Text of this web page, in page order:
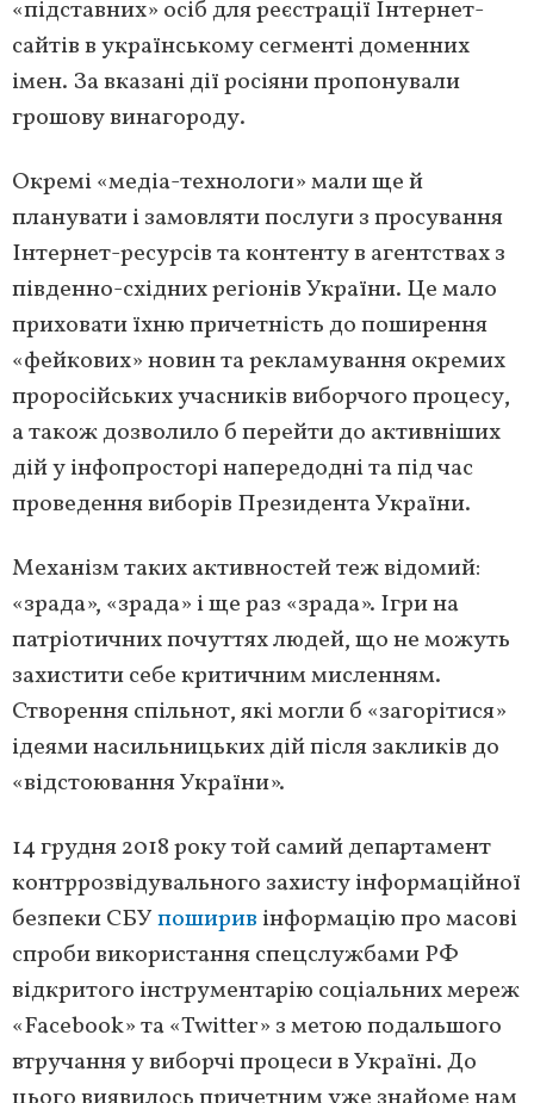
«підставних» осіб для реєстрації Інтернет-
сайтів в українському сегменті доменних
імен. За вказані дії росіяни пропонували
грошову винагороду.
Окремі «медіа-технологи» мали ще й
планувати і замовляти послуги з просування
Інтернет-ресурсів та контенту в агентствах з
південно-східних регіонів України. Це мало
приховати їхню причетність до поширення
«фейкових» новин та рекламування окремих
проросійських учасників виборчого процесу,
а також дозволило б перейти до активніших
дій у інфопросторі напередодні та під час
проведення виборів Президента України.
Механізм таких активностей теж відомий:
«зрада», «зрада» і ще раз «зрада». Ігри на
патріотичних почуттях людей, що не можуть
захистити себе критичним мисленням.
Створення спільнот, які могли б «загорітися»
ідеями насильницьких дій після закликів до
«відстоювання України».
14 грудня 2018 року той самий департамент
контррозвідувального захисту інформаційної
безпеки СБУпоширив інформацію про масові
спроби використання спецслужбами РФ
відкритого інструментарію соціальних мереж
«Facebook» та «Twitter» з метою подальшого
втручання у виборчі процеси в Україні. До